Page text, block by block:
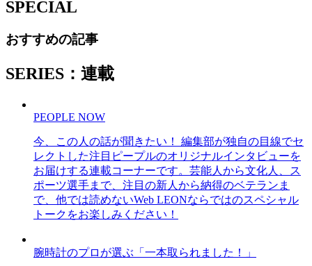
SPECIAL
おすすめの記事
SERIES：連載
PEOPLE NOW
今、この人の話が聞きたい！ 編集部が独自の目線でセ
レクトした注目ピープルのオリジナルインタビューを
お届けする連載コーナーです。芸能人から文化人、ス
ポーツ選手まで、注目の新人から納得のベテランま
で、他では読めないWeb LEONならではのスペシャル
トークをお楽しみください！
腕時計のプロが選ぶ「一本取られました！」